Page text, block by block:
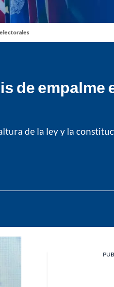
de empalme
de la ley y la